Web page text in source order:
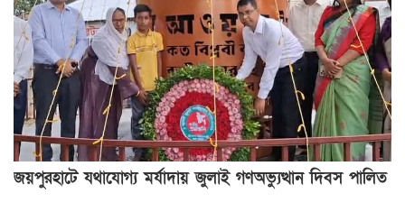
জয়পুরহাটে যথাযোগ্য মর্যাদায় জুলাই গণঅভ্যুত্থান দিবস পালিত